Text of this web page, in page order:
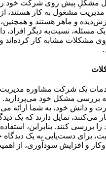
مشکلِ پیش روی شرکت خود
مدیریت مشغول به کار هستند، از
و ماهر هستند و همچنین،
مسئله، نسبت‌به دیگر افراد،
مشکلات مشابه کار کرده‌اند
خدمات یک شرکت مشاوره مدیریت
بررسی مشکل خود می‌پردازید.
و دانش خود، به شما ارائه
می‌کنند، تمایل دارند که یک
بررسی کنند. بنابراین،
برای دست‌یابی به یک دیدگاه
و افزایش سودآوری، از